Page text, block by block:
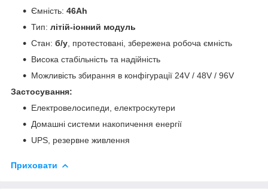
Ємність: 46Ah
Тип: літій-іонний модуль
Стан: б/у , протестовані, збережена робоча ємність
Висока стабільність та надійність
Можливість збирання в конфігурації 24V / 48V / 96V
Застосування:
Електровелосипеди, електроскутери
Домашні системи накопичення енергії
UPS, резервне живлення
Приховати